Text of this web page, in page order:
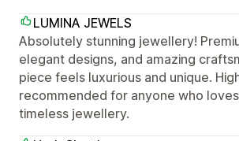
LUMINA JEWELS
Absolutely stunning jewellery!
elegant designs, and amazing
piece feels luxurious and unique.
recommended for anyone who
timeless jewellery.